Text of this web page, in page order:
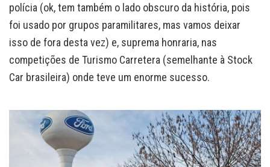
polícia (ok, tem também o lado obscuro da história, pois
foi usado por grupos paramilitares, mas vamos deixar
isso de fora desta vez) e, suprema honraria, nas
competições de Turismo Carretera (semelhante à Stock
Car brasileira) onde teve um enorme sucesso.